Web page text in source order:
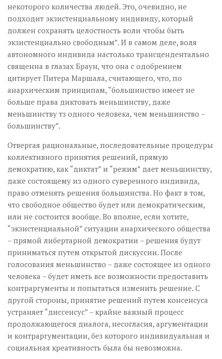
некоторого количества людей. Это, очевидно, не
подходит экзистенциальному индивиду, который
должен сохранять целостность воли чтобы быть
экзистенциально свободным”. И в самом деле, воля
автономного индивида настолько трансцендентально
священна в глазах Браун, что она с одобрением
цитирует Питера Маршала, считающего, что, по
анархическим принципам, “большинство имеет не
больше права диктовать меньшинству, даже
меньшинству тз одного человека, чем меньшинство –
большинству”.
Отвергая рациональные, последовательные процедуры
коллективного принятия решений, прямую
демократию, как “диктат” и “режим” дает меньшинству,
даже состоящему из одного суверенного индивида,
право отменять решения большинства. Но факт в том,
что свободное общество будет или демократическим,
или не состоится вообще. Во вполне, если хотите,
“экзистенциальной” ситуации анархического общества
– прямой либертарной демократии – решения будут
приниматься путем открытой дискуссии. После
голосования меньшинство – даже состоящее из одного
человека – будет иметь все возможности предоставить
контраргументы и попытаться изменить решение. С
другой стороны, принятие решений путем консенсуса
устраняет “диссенсус” – крайне важный процесс
продолжающегося диалога, несогласия, аргументации
и контраргументации, без которого индивидуальная и
социальная креативность была бы невозможна.